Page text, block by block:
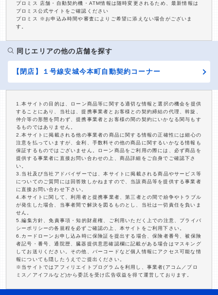
プロミス 店舗・自動契約機・ATM情報は随時変更されるため、最新情報は
プロミス公式サイトをご確認ください
プロミス ※お申込み時間や審査によりご希望に添えない場合がございま
す。
同じエリアの他の店舗を探す
【閉店】１号線安城今本町自動契約コーナー
1.本サイトの目的は、ローン商品等に関する適切な情報と選択の機会を提供
することにあり、当社は、提携事業者とお客様との契約締結の代理、斡旋、
仲介等の形態を問わず、提携事業者とお客様の間の契約にいかなる関与もす
るものではありません。
2.本サイトに掲載される他の事業者の商品に関する情報の正確性には細心の
注意を払っていますが、金利、手数料その他の商品に関するいかなる情報も
保証するものではございません。ローン商品をご利用の際には、必ず商品を
提供する事業者に直接お問い合わせの上、商品詳細をご自身でご確認下さ
い。
3.当社及び当社アドバイザーでは、本サイトに掲載される商品やサービス等
についてのご質問には回答致しかねますので、当該商品等を提供する事業者
に直接お問い合わせ下さい。
4.本サイトに関して、利用者と提携事業者、第三者との間で紛争やトラブル
が発生した場合、当事者間で解決を図るものとし、当社は一切責任を負いま
せん。
5.編集方針、免責事項・知的財産権、ご利用いただく上での注意、プライバ
シーポリシーの各規程を必ずご確認の上、本サイトをご利用下さい。
6.カードローンお申し込み時に保険証を提出する場合、保険者番号、被保険
者記号・番号、通院歴、臓器提供意思確認欄に記載がある場合はマスキング
してお送りください。その他、バーコードなど個人情報にアクセス可能な情
報についても隠したうえでご提出ください。
※当サイトではアフィリエイトプログラムを利用し、事業者(アコム／プロ
ミス／アイフルなど)から委託を受け広告収益を得て運営しております。